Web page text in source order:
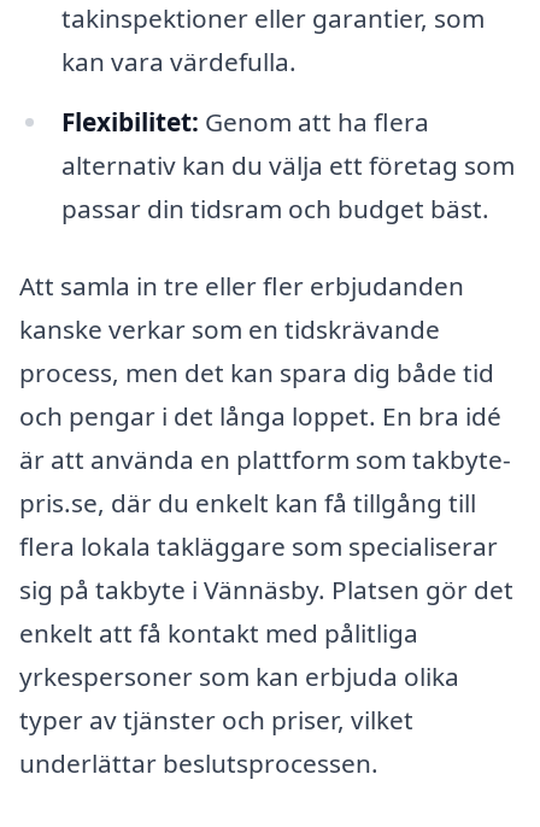
takinspektioner eller garantier, som
kan vara värdefulla.
Flexibilitet: Genom att ha flera
alternativ kan du välja ett företag som
passar din tidsram och budget bäst.
Att samla in tre eller fler erbjudanden
kanske verkar som en tidskrävande
process, men det kan spara dig både tid
och pengar i det långa loppet. En bra idé
är att använda en plattform som takbyte-
pris.se, där du enkelt kan få tillgång till
flera lokala takläggare som specialiserar
sig på takbyte i Vännäsby. Platsen gör det
enkelt att få kontakt med pålitliga
yrkespersoner som kan erbjuda olika
typer av tjänster och priser, vilket
underlättar beslutsprocessen.